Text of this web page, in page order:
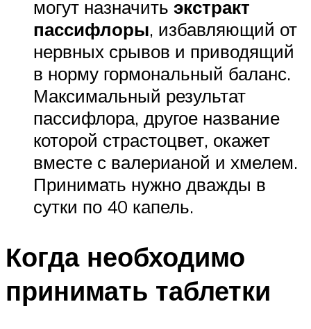
могут назначить экстракт
пассифлоры, избавляющий от
нервных срывов и приводящий
в норму гормональный баланс.
Максимальный результат
пассифлора, другое название
которой страстоцвет, окажет
вместе с валерианой и хмелем.
Принимать нужно дважды в
сутки по 40 капель.
Когда необходимо
принимать таблетки